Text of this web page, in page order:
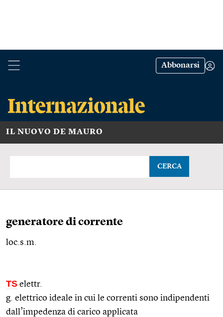
Abbonarsi
IL NUOVO DE MAURO
CERCA
generatore di corrente
loc.s.m.
TS elettr.
g. elettrico ideale in cui le correnti sono indipendenti
dall’impedenza di carico applicata